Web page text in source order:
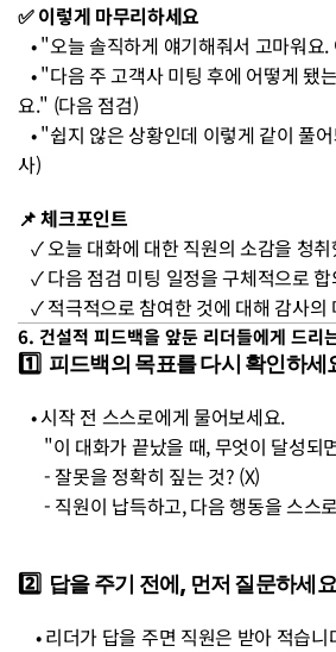
✅ 이렇게 마무리하세요
• "오늘 솔직하게 얘기해줘서 고마워요
   • "다음 주 고객사 미팅 후에 어떻게 됐는지 잠깐 얘기 나눠봐
요." (다음 점검)
   • "쉽지 않은 상황인데 이렇게 같이 풀어봐서 좋았습니다." (감
사)
📌 체크포인트
✓ 오늘 대화에 대한 직원의 소감을 청
✓ 다음 점검 미팅 일정을 구체적으로
✓ 적극적으로 참여한 것에 대해 감사
6. 건설적 피드백을 앞둔 리더들에게 드리
1️⃣  피드백의 목표를 다시 확인하세
   • 시작 전 스스로에게 물어보세요.
"이 대화가 끝났을 때, 무엇이 달성
      - 잘못을 정확히 짚는 것? (X)
- 직원이 납득하고, 다음 행동을 스
2️⃣  답을 주기 전에, 먼저 질문하세요
• 리더가 답을 주면 직원은 받아 적습니